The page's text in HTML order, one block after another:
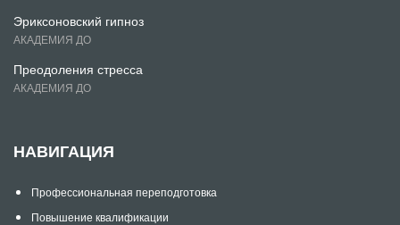
Эриксоновский гипноз
АКАДЕМИЯ ДО
Преодоления стресса
АКАДЕМИЯ ДО
НАВИГАЦИЯ
Профессиональная переподготовка
Повышение квалификации